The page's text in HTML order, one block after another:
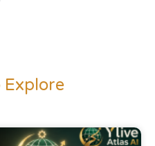
Explore